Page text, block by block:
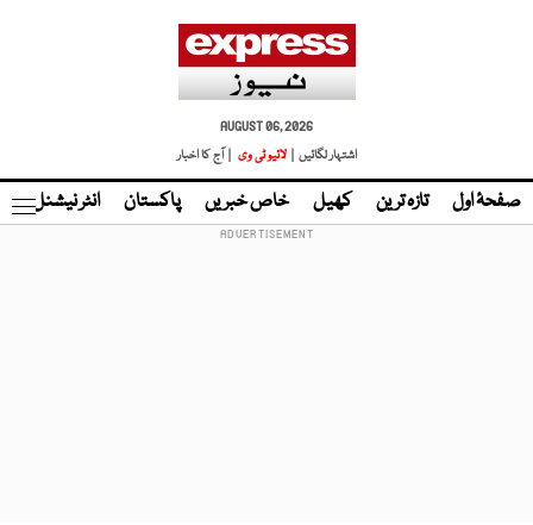
AUGUST 06, 2026
اشتہار لگائیں |
لائیو ٹی وی | آج کا اخبار
صفحۂ اول تازہ ترین کھیل خاص خبریں پاکستان انٹر نیشنل